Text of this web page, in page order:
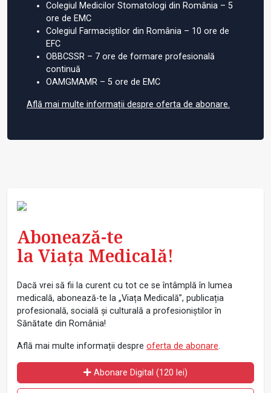
Colegiul Medicilor Stomatologi din România – 5
ore de EMC
Colegiul Farmaciștilor din România – 10 ore de
EFC
OBBCSSR – 7 ore de formare profesională
continuă
OAMGMAMR – 5 ore de EMC
Află mai multe informații despre oferta de abonare.
Abonează-te
la Viața Medicală!
Dacă vrei să fii la curent cu tot ce se întâmplă în lumea
medicală, abonează-te la „Viața Medicală”, publicația
profesională, socială și culturală a profesioniștilor în
Sănătate din România!
Află mai multe informații despre oferta de abonare.
Abonare Digital (120 lei)